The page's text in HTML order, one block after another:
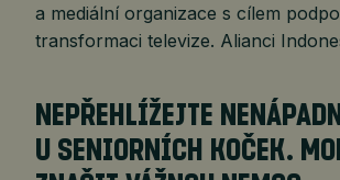
a mediální organizace s cílem
transformaci televize. Alianci
NEPŘEHLÍŽEJTE
U SENIORNÍCH KOČEK.